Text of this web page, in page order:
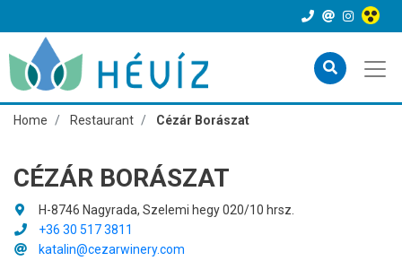
Home Restaurant Cézár Borászat
CÉZÁR BORÁSZAT
H-8746 Nagyrada, Szelemi hegy 020/10 hrsz.
+36 30 517 3811
katalin@cezarwinery.com